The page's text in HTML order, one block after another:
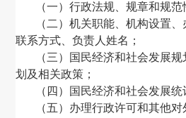
（一）行政法规、规章和规范
（二）机关职能、机构设置
联系方式、负责人姓名；
（三）国民经济和社会发展
划及相关政策；
（四）国民经济和社会发展统
（五）办理行政许可和其他